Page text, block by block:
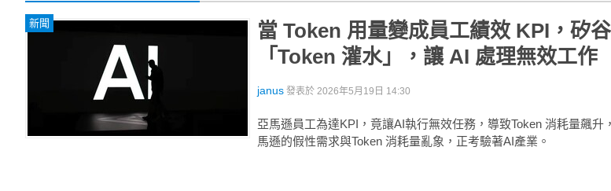
新聞
當 Token 用量變成員工績效 KPI，矽
「Token 灌水」，讓 AI 處理無效工作
janus 發表於 2026年5月19日 14:30
亞馬遜員工為達KPI，竟讓AI執行無效任務，導致Token 消耗量飆升
馬遜的假性需求與Token 消耗量亂象，正考驗著AI產業。